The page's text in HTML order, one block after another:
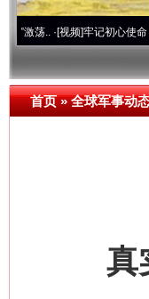
频]牢记初心使命 奋进复兴征
首页»全球军事动
真实